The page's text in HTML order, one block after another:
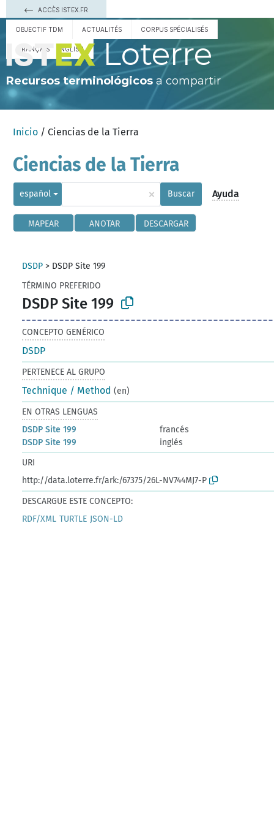
ACCÈS ISTEX.FR
OBJECTIF TDM ACTUALITÉS CORPUS SPÉCIALISÉS
FRANÇAIS ENGLISH Loterre
Recursos terminológicos a compartir
Inicio / Ciencias de la Tierra
Ciencias de la Tierra
español × Buscar Ayuda
MAPEAR ANOTAR DESCARGAR
DSDP > DSDP Site 199
TÉRMINO PREFERIDO
DSDP Site 199
CONCEPTO GENÉRICO
DSDP
PERTENECE AL GRUPO
Technique / Method (en)
EN OTRAS LENGUAS
DSDP Site 199
francés
DSDP Site 199
inglés
URI
http://data.loterre.fr/ark:/67375/26L-NV744MJ7-P
DESCARGUE ESTE CONCEPTO:
RDF/XML TURTLE JSON-LD